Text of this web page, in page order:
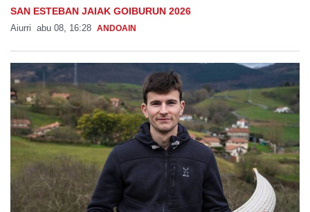
SAN ESTEBAN JAIAK GOIBURUN 2026
Aiurri abu 08, 16:28 ANDOAIN